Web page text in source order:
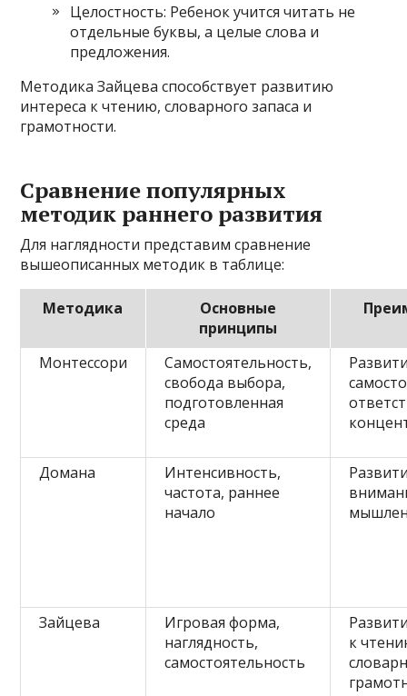
Целостность: Ребенок учится читать не
отдельные буквы, а целые слова и
предложения.
Методика Зайцева способствует развитию
интереса к чтению, словарного запаса и
грамотности.
Сравнение популярных
методик раннего развития
Для наглядности представим сравнение
вышеописанных методик в таблице:
Методика
Основные
принципы
Монтессори
Самостоятельность,
свобода выбора,
подготовленная
среда
Домана
Интенсивность,
частота, раннее
начало
Зайцева
Игровая форма,
наглядность,
самостоятельность
к